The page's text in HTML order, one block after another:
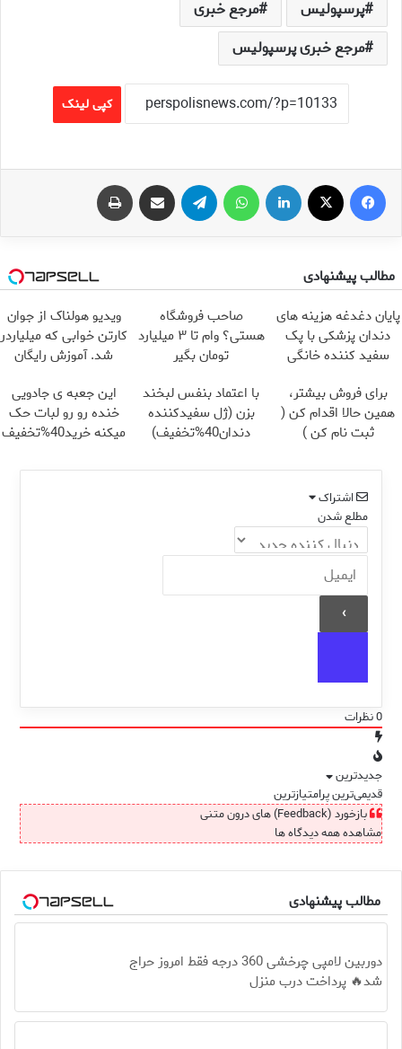
پرسپولیس
مرجع خبری
مرجع خبری پرسپولیس
کپی لینک
فیس بوک لینکدین واتس آپ تلگرام اشتراک گذاری از طریق ایمیل
مطالب پیشنهادی
پایان دغدغه هزینه های
دندان پزشکی با پک
سفید کننده خانگی
صاحب فروشگاه
هستی؟ وام تا ۳ میلیارد
تومان بگیر
ویدیو هولناک از جوان
کارتن خوابی که میلیاردر
شد. آموزش رایگان
برای فروش بیشتر،
همین حالا اقدام کن (
ثبت نام کن )
با اعتماد بنفس لبخند
بزن (ژل سفیدکننده
دندان40%تخفیف)
این جعبه ی جادویی
خنده رو رو لبات حک
میکنه خرید40%تخفیف
اشتراک
مطلع شدن
0نظرات
جدیدترین
قدیمی‌ترینپرامتیازترین
بازخورد (Feedback) های درون متنی
مشاهده همه دیدگاه ها
مطالب پیشنهادی
دوربین لامپی چرخشی 360 درجه فقط امروز حراج
شد🔥 پرداخت درب منزل